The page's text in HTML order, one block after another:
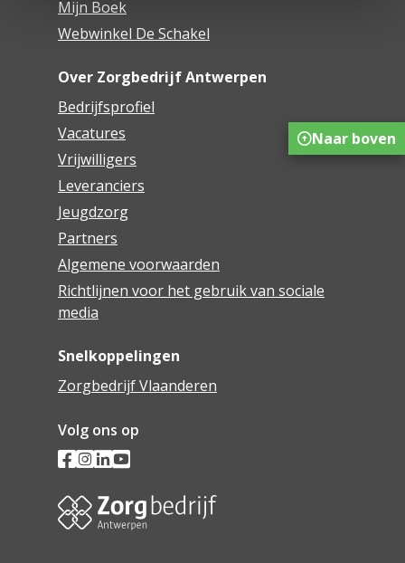
Mijn Boek
Webwinkel De Schakel
Over Zorgbedrijf Antwerpen
Bedrijfsprofiel
Vacatures
Vrijwilligers
Leveranciers
Jeugdzorg
Partners
Algemene voorwaarden
Richtlijnen voor het gebruik van sociale
media
Snelkoppelingen
Zorgbedrijf Vlaanderen
Volg ons op
Naar boven